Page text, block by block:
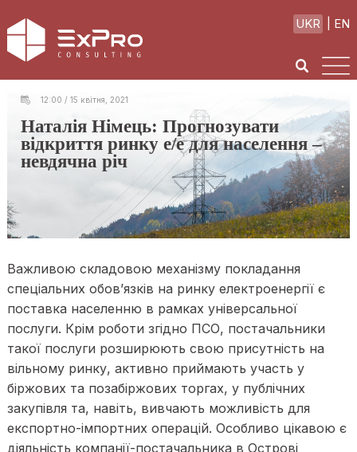
UKR EN
12:00 / 15 квітня, 2021
Наталія Німець: Прогнозувати
відкриття ринку е/е для населення –
невдячна річ
Важливою складовою механізму покладання
спеціальних обов’язків на ринку електроенергії є
поставка населенню в рамках універсальної
послуги. Крім роботи згідно ПСО, постачальники
такої послуги розширюють свою присутність на
вільному ринку, активно приймають участь у
біржових та позабіржових торгах, у публічних
закупівля та, навіть, вивчають можливість для
експортно-імпортних операцій. Особливо цікавою є
діяльність компанії-постачальника в Острові